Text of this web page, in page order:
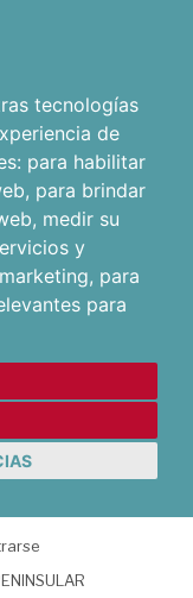
tecnologías
de
para habilitar
, para brindar
, medir su
y
, para
para